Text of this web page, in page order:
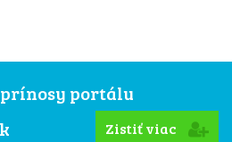
prínosy portálu
Zistiť viac